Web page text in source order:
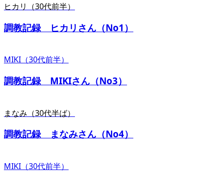
ヒカリ（30代前半）
調教記録 ヒカリさん（No1）
MIKI（30代前半）
調教記録 MIKIさん（No3）
まなみ（30代半ば）
調教記録 まなみさん（No4）
MIKI（30代前半）